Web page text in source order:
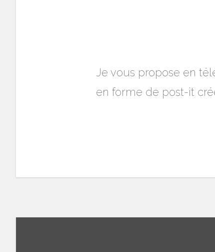
Je vous propose en
en forme de post-it